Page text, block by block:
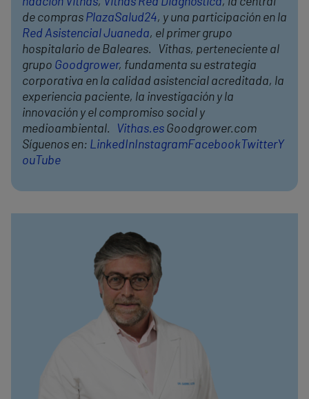
de compras PlazaSalud24, y una participación en la
Red Asistencial Juaneda, el primer grupo
hospitalario de Baleares. Vithas, perteneciente al
grupo Goodgrower, fundamenta su estrategia
corporativa en la calidad asistencial acreditada, la
experiencia paciente, la investigación y la
innovación y el compromiso social y
medioambiental.
Vithas.es Goodgrower.com
Síguenos en: LinkedInInstagramFacebook TwitterY
ouTube